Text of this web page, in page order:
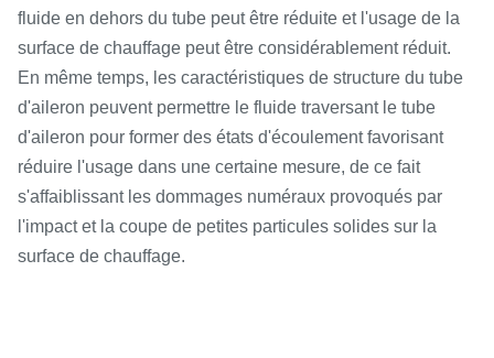
fluide en dehors du tube peut être réduite et l'usage de la
surface de chauffage peut être considérablement réduit.
En même temps, les caractéristiques de structure du tube
d'aileron peuvent permettre le fluide traversant le tube
d'aileron pour former des états d'écoulement favorisant
réduire l'usage dans une certaine mesure, de ce fait
s'affaiblissant les dommages numéraux provoqués par
l'impact et la coupe de petites particules solides sur la
surface de chauffage.